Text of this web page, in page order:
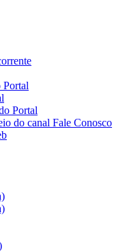
Portal
Portal
do canal Fale Conosco